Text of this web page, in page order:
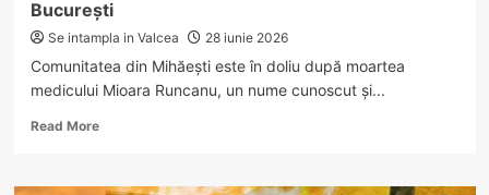
București
Se intampla in Valcea 28 iunie 2026
Comunitatea din Mihăești este în doliu după moartea
medicului Mioara Runcanu, un nume cunoscut și...
Read MoreRead
S-